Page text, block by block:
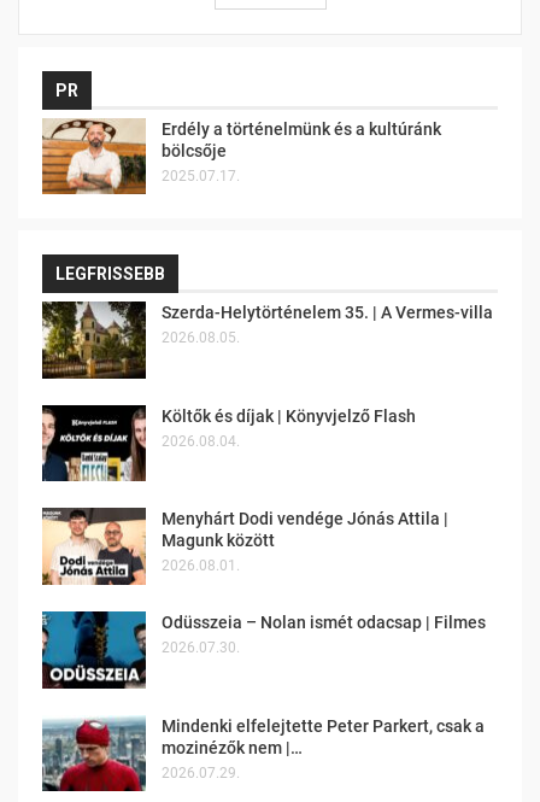
PR
Erdély a történelmünk és a kultúránk
bölcsője
2025.07.17.
LEGFRISSEBB
Szerda-Helytörténelem 35. | A Vermes-villa
2026.08.05.
Költők és díjak | Könyvjelző Flash
2026.08.04.
Menyhárt Dodi vendége Jónás Attila |
Magunk között
2026.08.01.
Odüsszeia – Nolan ismét odacsap | Filmes
2026.07.30.
Mindenki elfelejtette Peter Parkert, csak a
mozinézők nem |…
2026.07.29.